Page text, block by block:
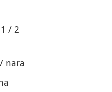
1 / 2
nara